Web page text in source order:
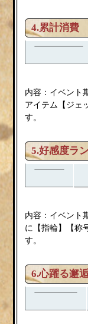
4.累計消費
内容：イベント
アイテム【ジェ
す。
5.好感度ラ
内容：イベント
に【指輪】【称
す。
6.心躍る邂